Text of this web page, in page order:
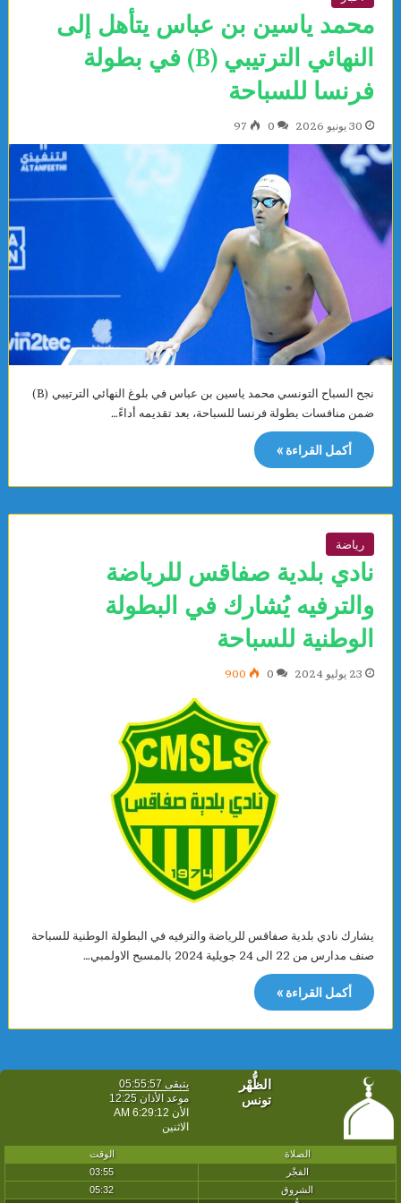
محمد ياسين بن عباس يتأهل إلى
النهائي الترتيبي (B) في بطولة
فرنسا للسباحة
30 يونيو 2026 0
97
نجح السباح التونسي محمد ياسين بن عباس في بلوغ النهائي الترتيبي (B)
ضمن منافسات بطولة فرنسا للسباحة، بعد تقديمه أداءً…
أكمل القراءة »
رياضة
نادي بلدية صفاقس للرياضة
والترفيه يُشارك في البطولة
الوطنية للسباحة
23 يوليو 2024 0
900
يشارك نادي بلدية صفاقس للرياضة والترفيه في البطولة الوطنية للسباحة
صنف مدارس من 22 الى 24 جويلية 2024 بالمسبح الاولمبي…
أكمل القراءة »